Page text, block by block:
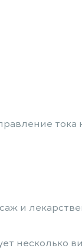
тока
и
несколько